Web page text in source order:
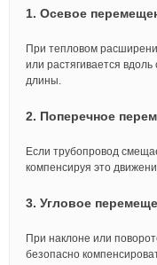
1. Осевое
При тепловом
или растягивается
длины.
2. Поперечное
Если трубопровод
компенсируя это
3. Угловое
При наклоне или
безопасно